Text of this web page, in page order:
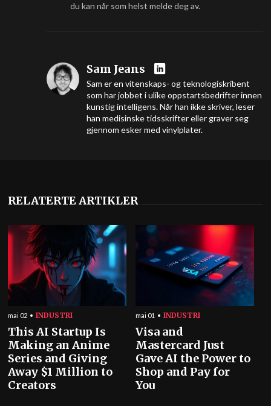
du kan når som helst melde deg av.
Sam Jeans
Sam er en vitenskaps- og teknologiskribent
som har jobbet i ulike oppstartsbedrifter innen
kunstig intelligens. Når han ikke skriver, leser
han medisinske tidsskrifter eller graver seg
gjennom esker med vinylplater.
RELATERTE ARTIKLER
mai 02 INDUSTRI
This AI Startup Is
Making an Anime
Series and Giving
Away $1 Million to
Creators
mai 01 INDUSTRI
Visa and
Mastercard Just
Gave AI the Power to
Shop and Pay for
You